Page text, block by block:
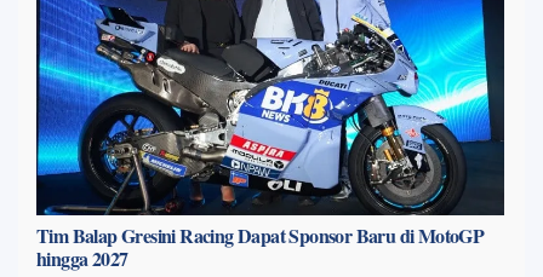
Tim Balap Gresini Racing Dapat Sponsor Baru di MotoGP
hingga 2027